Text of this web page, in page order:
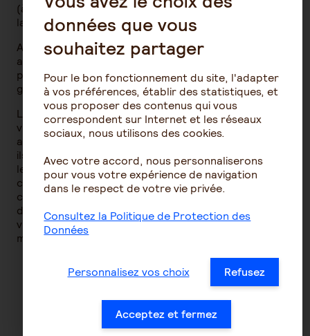
(à hauteur de 60 % à 80 %), qui permettent d’allier à
la fois sécurité et liquidité.
Ainsi, les fonds en euros génèrent un rendement
annuel positif. Au pire, le rendement pour l’épargnant
peut donc être nul (avant prélèvement des frais de
gestion du contrat).
Le relevé annuel permet aux souscripteurs de
visualiser rapidement si le rendement de leur
assurance-vie est intéressant. Si tel n’est pas le cas,
ils ont la possibilité, depuis la Loi Pacte, de
leur contrat d’assurance-vie au sein d’une même
compagnie d’assurance mais en optant pour un
contrat multisupport (qui donnent accès des unités
de compte pour diversifier son contrat d’assurance-
vie). Une possibilité de chercher et de trouver une
meilleure performance de leurs fonds en euros.
Découvrez nos conseils sur la
même thématique
données que vous
souhaitez partager
Pour le bon fonctionnement du site, l'adapter
à vos préférences, établir des statistiques, et
vous proposer des contenus qui vous
correspondent sur Internet et les réseaux
sociaux, nous utilisons des cookies.
Avec votre accord, nous personnaliserons
pour vous votre expérience de navigation
dans le respect de votre vie privée.
Consultez la Politique de Protection des
Données
Personnalisez vos choix Refusez
Acceptez et fermez